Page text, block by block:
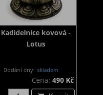
Kadidelnice kovová -
Lotus
Dodání dny: skladem
Cena: 490 Kč